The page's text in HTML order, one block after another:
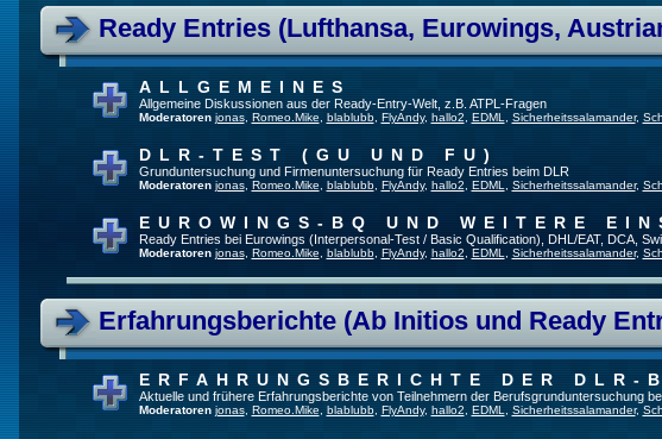
Ready Entries (Lufthansa, Eurowings,
ALLGEMEINES
Allgemeine Diskussionen aus der Ready-Entry-Welt, z.B. ATPL-Fragen
Moderatoren jonas, Romeo.Mike blablubb, FlyAndy, hallo2 EDML Sicherheitssalamander,
DLR-TEST (GU UND FU)
Grunduntersuchung und Firmenuntersuchung für Ready Entries beim DLR
Moderatoren jonas, Romeo.Mike blablubb, FlyAndy, hallo2 EDML Sicherheitssalamander,
EUROWINGS-BQ UND WEITERE
Ready Entries bei Eurowings (Interpersonal-Test / Basic Qualification), DHL/EAT, DCA,
Moderatoren jonas, Romeo.Mike blablubb, FlyAndy, hallo2 EDML Sicherheitssalamander,
Erfahrungsberichte (Ab Initios und Ready
ERFAHRUNGSBERICHTE DER DLR-
Aktuelle und frühere Erfahrungsberichte von Teilnehmern der Berufsgrunduntersuchung
Moderatoren jonas, Romeo.Mike blablubb, FlyAndy, hallo2 EDML Sicherheitssalamander,